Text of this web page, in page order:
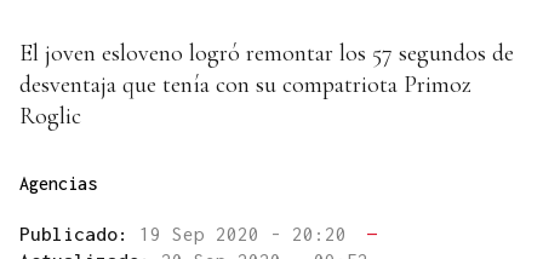
El joven esloveno logró remontar los 57 segundos de
desventaja que tenía con su compatriota Primoz
Roglic
Agencias
Publicado: 19 Sep 2020 - 20:20
—